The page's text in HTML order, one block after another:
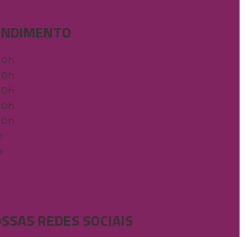
REDES SOCIAIS